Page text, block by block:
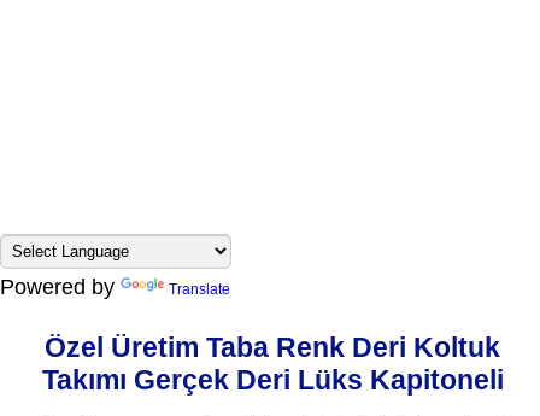
Powered by Translate
Özel Üretim Taba Renk Deri Koltuk
Takımı Gerçek Deri Lüks Kapitoneli